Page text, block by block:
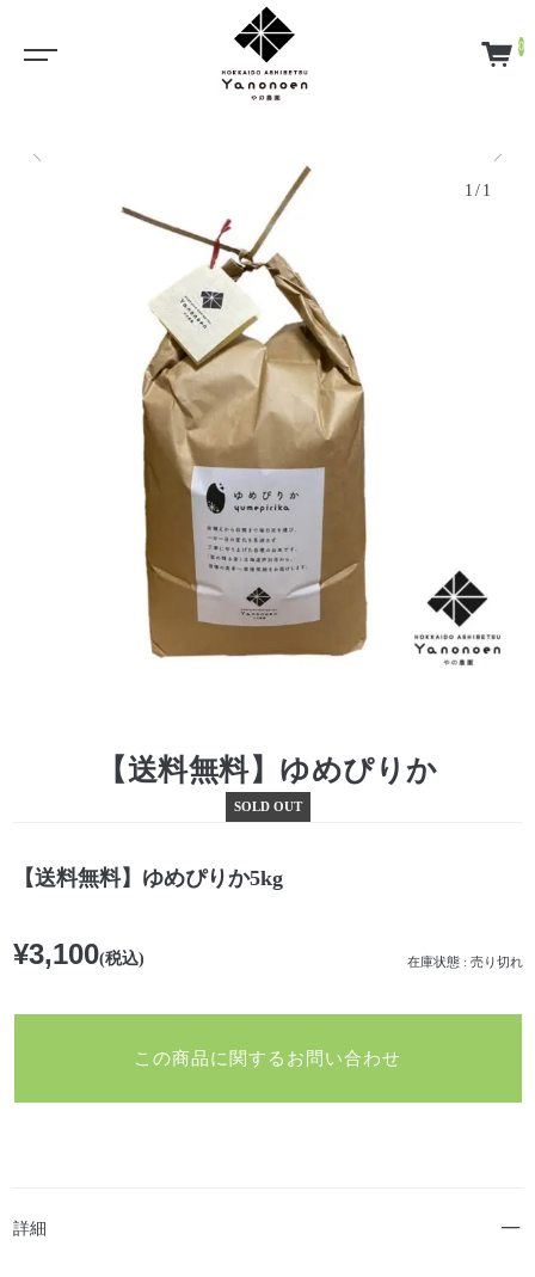
0
1/1
【送料無料】ゆめぴりか
SOLD OUT
【送料無料】ゆめぴりか5kg
在庫状態 : 売り切れ
¥3,100(税込)
この商品に関するお問い合わせ
詳細